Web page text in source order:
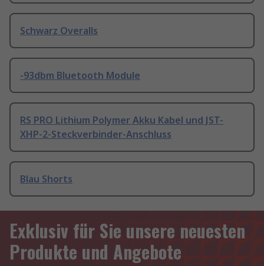
Schwarz Overalls
-93dbm Bluetooth Module
RS PRO Lithium Polymer Akku Kabel und JST-
XHP-2-Steckverbinder-Anschluss
Blau Shorts
Exklusiv für Sie unsere neuesten
Produkte und Angebote